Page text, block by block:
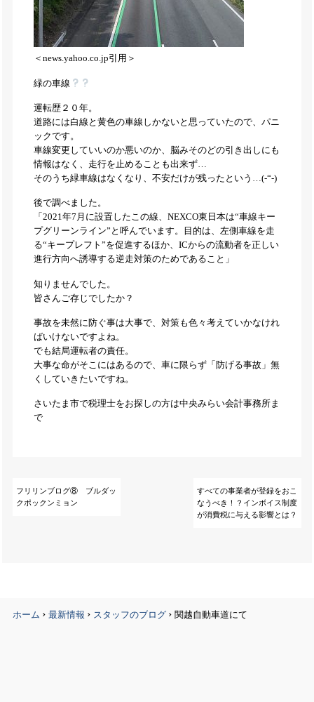
＜news.yahoo.co.jp引用＞
緑の車線
運転歴２０年。
道路には白線と黄色の車線しかないと思っていたので、パニ
ックです。
車線変更していいのか悪いのか、脳みそのどの引き出しにも
情報はなく、走行を止めることも出来ず…
そのうち緑車線はなくなり、不安だけが残ったという…(-“-)
後で調べました。
「2021年7月に設置したこの線、NEXCO東日本は“車線キー
プグリーンライン”と呼んでいます。目的は、左側車線を走
る“キープレフト”を促進するほか、ICからの流動者を正しい
進行方向へ誘導する逆走対策のためであること」
知りませんでした。
皆さんご存じでしたか？
事故を未然に防ぐ事は大事で、対策も色々考えていかなけれ
ばいけないですよね。
でも結局運転者の責任。
大事な命がそこにはあるので、車に限らず「防げる事故」無
くしていきたいですね。
さいたま市で税理士をお探しの方は中央みらい会計事務所ま
で
フリリンブログ⑧ ブルダッ
クポックンミョン
すべての事業者が登録をおこ
なうべき！？インボイス制度
が消費税に与える影響とは？
ホーム › 最新情報 › スタッフのブログ › 関越自動車道にて